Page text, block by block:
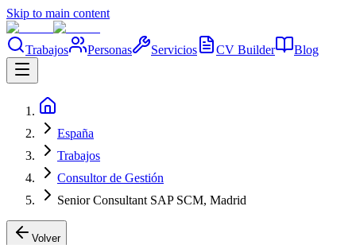
Skip to main content
Trabajos Personas Servicios CV Builder Blog
España
Trabajos
Consultor de Gestión
Senior Consultant SAP SCM, Madrid
Volver